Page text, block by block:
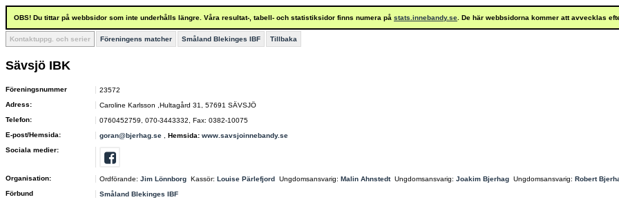
OBS! Du tittar på webbsidor som inte underhålls längre. Våra resultat-, tabell- och statistiksidor finns numera på stats.innebandy.se . De här webbsidorna kommer att avvecklas
Kontaktuppg. och serier Föreningens matcher Småland Blekinges IBF Tillbaka
Sävsjö IBK
Föreningsnummer
23572
Adress:
Caroline Karlsson ,Hultagård 31, 57691 SÄVSJÖ
Telefon:
0760452759, 070-3443332, Fax: 0382-10075
E-post/Hemsida:
goran@bjerhag.se Hemsida: www.savsjoinnebandy.se
Sociala medier:
Organisation: Ordförande: Jim Lönnborg Kassör: Louise Pärlefjord Ungdomsansvarig: Malin Ahnstedt Ungdomsansvarig: Joakim Bjerhag Ungdomsansvarig: Robert
Förbund
Småland Blekinges IBF